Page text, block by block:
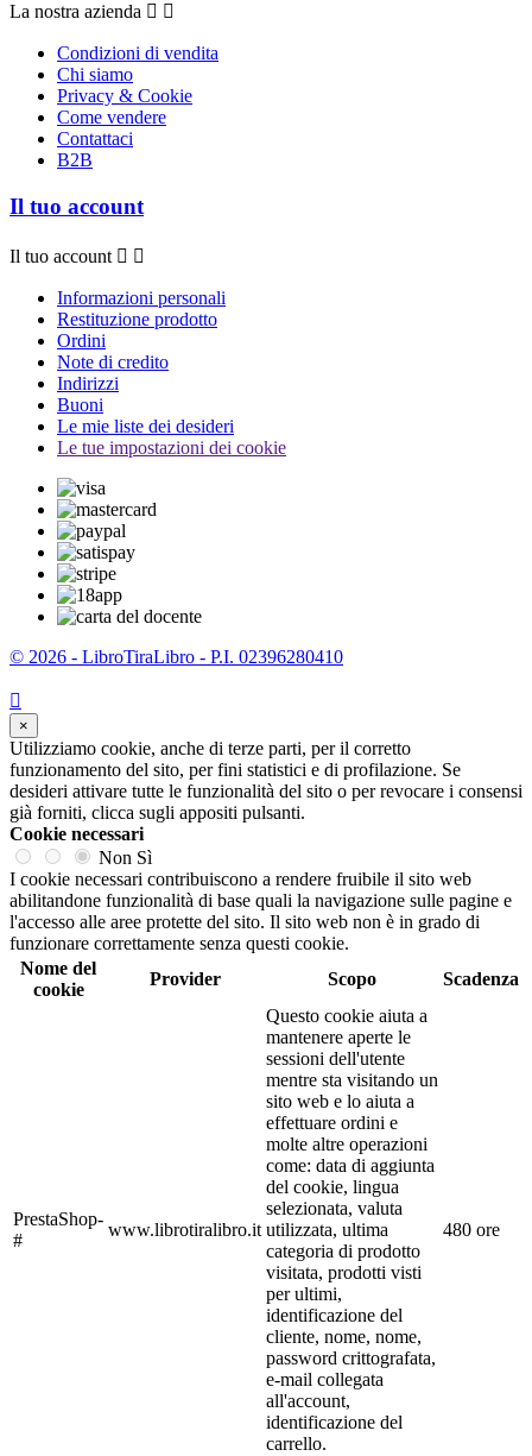
La nostra azienda  
Condizioni di vendita
Chi siamo
Privacy & Cookie
Come vendere
Contattaci
B2B
Il tuo account
Il tuo account  
Informazioni personali
Restituzione prodotto
Ordini
Note di credito
Indirizzi
Buoni
Le mie liste dei desideri
Le tue impostazioni dei cookie
© 2026 - LibroTiraLibro - P.I. 02396280410

×
Utilizziamo cookie, anche di terze parti, per il corretto
funzionamento del sito, per fini statistici e di profilazione. Se
desideri attivare tutte le funzionalità del sito o per revocare i consensi
già forniti, clicca sugli appositi pulsanti.
Cookie necessari
Non Sì
I cookie necessari contribuiscono a rendere fruibile il sito web
abilitandone funzionalità di base quali la navigazione sulle pagine e
l'accesso alle aree protette del sito. Il sito web non è in grado di
funzionare correttamente senza questi cookie.
Nome del
cookie
Provider Scopo Scadenza
PrestaShop-
#
www.librotiralibro.it
Questo cookie aiuta a
mantenere aperte le
sessioni dell'utente
mentre sta visitando un
sito web e lo aiuta a
effettuare ordini e
molte altre operazioni
come: data di aggiunta
del cookie, lingua
selezionata, valuta
utilizzata, ultima
categoria di prodotto
visitata, prodotti visti
per ultimi,
identificazione del
cliente, nome, nome,
password crittografata,
e-mail collegata
all'account,
identificazione del
carrello.
480 ore